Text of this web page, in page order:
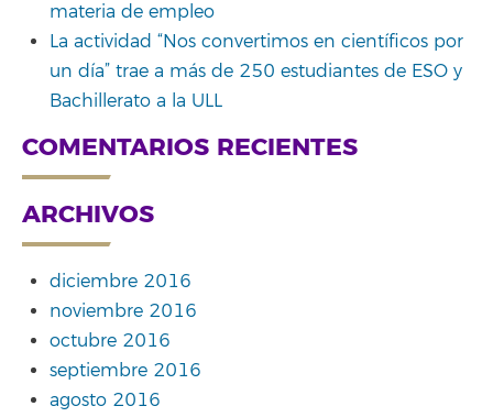
materia de empleo
La actividad “Nos convertimos en científicos por
un día” trae a más de 250 estudiantes de ESO y
Bachillerato a la ULL
COMENTARIOS RECIENTES
ARCHIVOS
diciembre 2016
noviembre 2016
octubre 2016
septiembre 2016
agosto 2016